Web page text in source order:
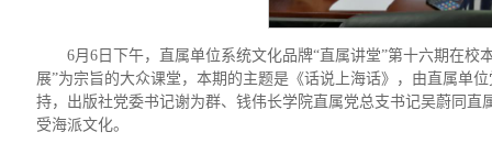
6月6日下午，直属单位系统文化品牌“直属讲堂”第十六期在
展”为宗旨的大众课堂，本期的主题是《话说上海话》，由直属单
持， 出版社党委书记谢为群、钱伟长学院直属党总支书记吴蔚同 直
受海派文化。